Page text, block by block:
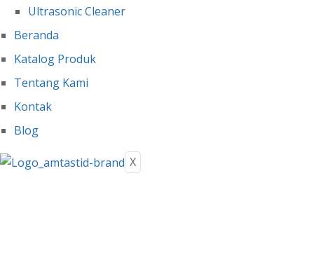
Ultrasonic Cleaner
Beranda
Katalog Produk
Tentang Kami
Kontak
Blog
X